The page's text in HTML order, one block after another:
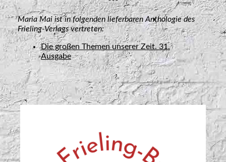
Maria Mai ist in folgenden lieferbaren Anthologie des
Frieling-Verlags vertreten:
Die großen Themen unserer Zeit. 31.
Ausgabe